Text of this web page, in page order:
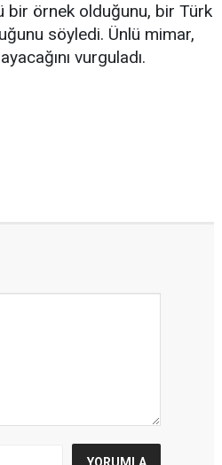
bir örnek olduğunu, bir Türk
söyledi. Ünlü mimar,
vurguladı.